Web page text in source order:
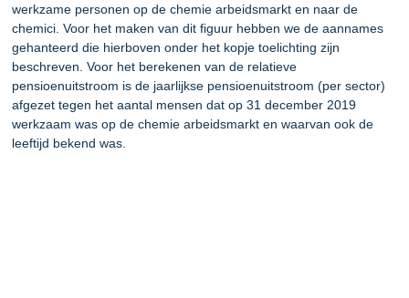
werkzame personen op de chemie arbeidsmarkt en naar de
chemici. Voor het maken van dit figuur hebben we de aannames
gehanteerd die hierboven onder het kopje toelichting zijn
beschreven. Voor het berekenen van de relatieve
pensioenuitstroom is de jaarlijkse pensioenuitstroom (per sector)
afgezet tegen het aantal mensen dat op 31 december 2019
werkzaam was op de chemie arbeidsmarkt en waarvan ook de
leeftijd bekend was.